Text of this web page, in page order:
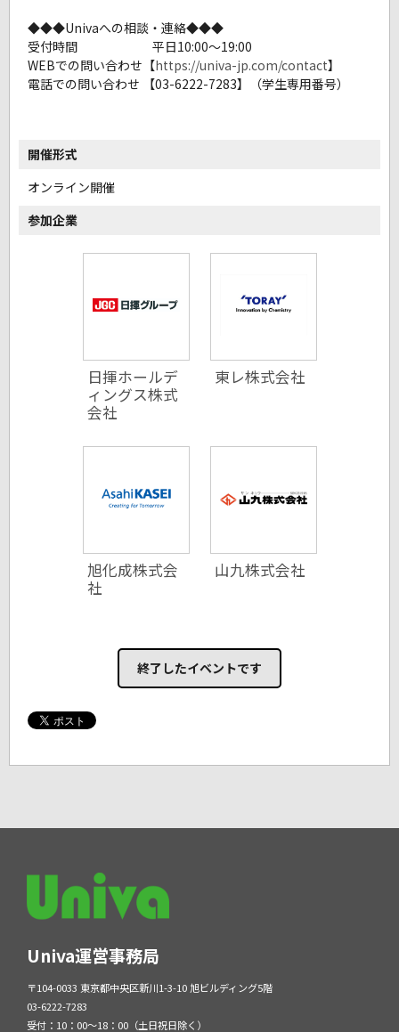
◆◆◆Univaへの相談・連絡◆◆◆
受付時間 平日10:00～19:00
WEBでの問い合わせ【https://univa-jp.com/contact】
電話での問い合わせ 【03-6222-7283】（学生専用番号）
開催形式
オンライン開催
参加企業
日揮ホールデ
ィングス株式
会社
東レ株式会社
旭化成株式会
社
山九株式会社
終了したイベントです
Univa運営事務局
〒104-0033 東京都中央区新川1-3-10 旭ビルディング5階
03-6222-7283
受付：10：00～18：00（土日祝日除く）